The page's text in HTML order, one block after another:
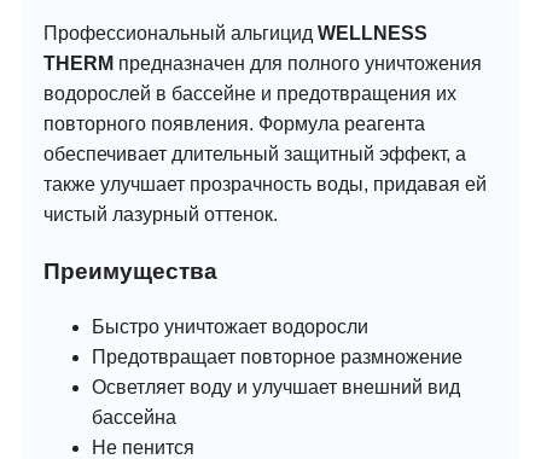
Профессиональный альгицид WELLNESS
THERM предназначен для полного уничтожения
водорослей в бассейне и предотвращения их
повторного появления. Формула реагента
обеспечивает длительный защитный эффект, а
также улучшает прозрачность воды, придавая ей
чистый лазурный оттенок.
Преимущества
Быстро уничтожает водоросли
Предотвращает повторное размножение
Осветляет воду и улучшает внешний вид
бассейна
Не пенится